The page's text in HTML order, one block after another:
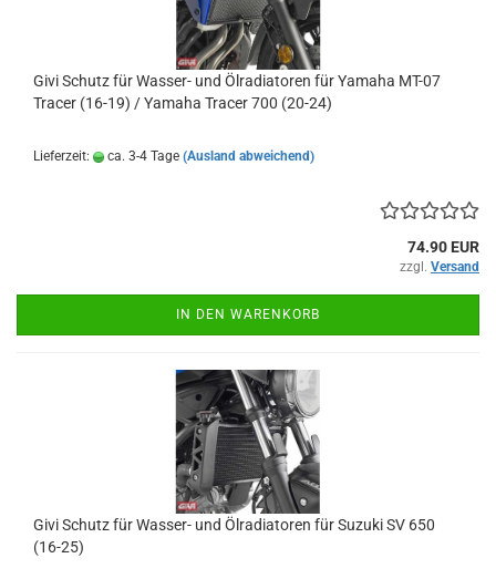
Givi Schutz für Wasser- und Ölradiatoren für Yamaha MT-07
Tracer (16-19) / Yamaha Tracer 700 (20-24)
Lieferzeit: ca. 3-4 Tage (Ausland abweichend)
74.90 EUR
zzgl. Versand
IN DEN WARENKORB
Givi Schutz für Wasser- und Ölradiatoren für Suzuki SV 650
(16-25)